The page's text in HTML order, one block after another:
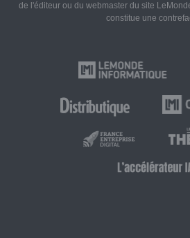
de l'éditeur ou du webmaster du site
constitue une